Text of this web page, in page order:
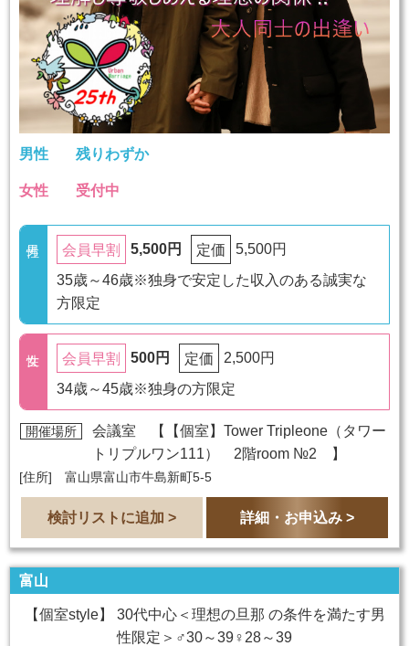
男性 残りわずか
女性 受付中
会員早割 5,500円 定価
5,500円
35歳～46歳※独身で安定した収入のある誠実な
方限定
会員早割 500円 定価
2,500円
34歳～45歳※独身の方限定
開催場所 会議室 【
【個室】Tower Tripleone（タワー
トリプルワン111） 2階room №2
】
[住所] 富山県富山市牛島新町5-5
検討リストに追加 > 詳細・お申込み >
富山
【個室style】 30代中心＜理想の旦那 の条件を満たす男
性限定＞♂30～39♀28～39